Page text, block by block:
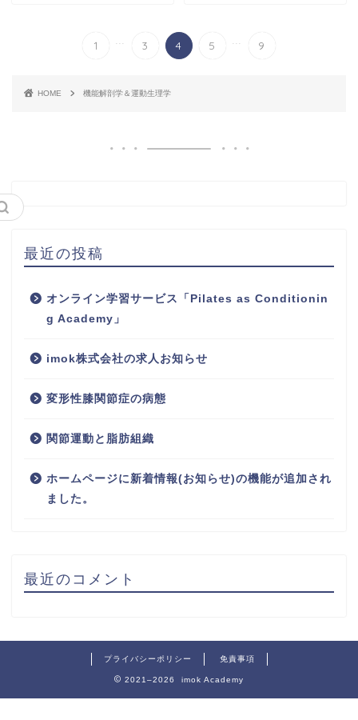
1 ... 3 4 5 ... 9
HOME 機能解剖学＆運動生理学
最近の投稿
オンライン学習サービス「Pilates as Conditionin
g Academy」
imok株式会社の求人お知らせ
変形性膝関節症の病態
関節運動と脂肪組織
ホームページに新着情報(お知らせ)の機能が追加され
ました。
最近のコメント
プライバシーポリシー 免責事項
2021–2026 imok Academy